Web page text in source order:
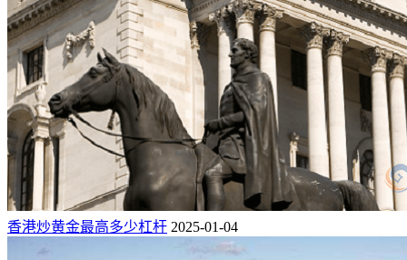
香港炒黄金最高多少杠杆 2025-01-04